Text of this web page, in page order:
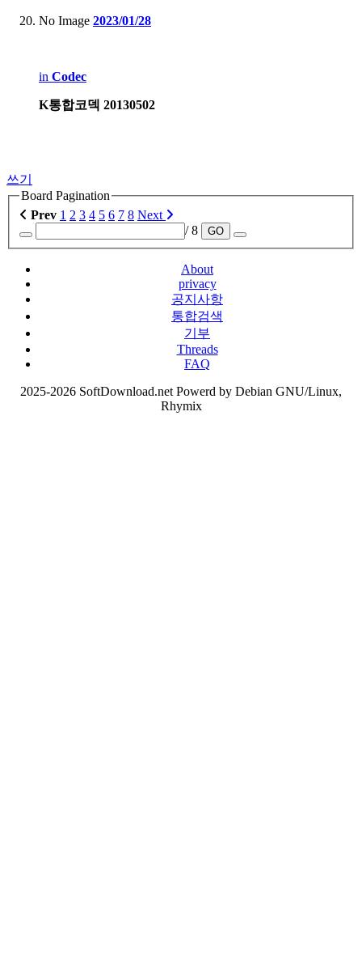
No Image 2023/01/28
in Codec
K통합코덱 20130502
쓰기
Board Pagination
Prev 1 2 3 4 5 6 7 8 Next
/ 8
GO
About
privacy
공지사항
통합검색
기부
Threads
FAQ
2025-2026 SoftDownload.net Powerd by Debian GNU/Linux,
Rhymix